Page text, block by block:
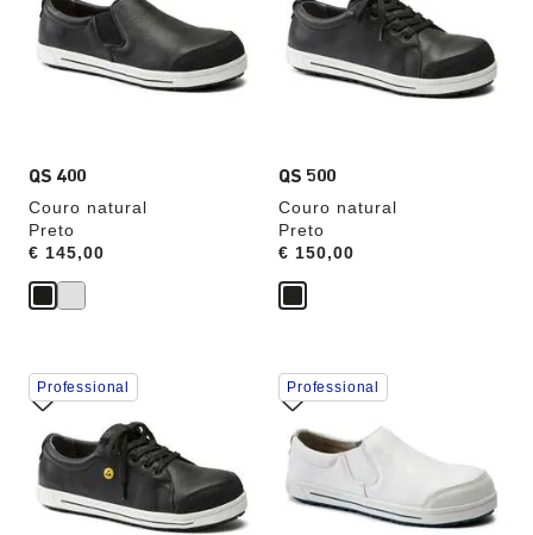
QS 400
Couro natural
Preto
Price:
€ 145,00
cores
das
amostras
produto
QS 500
Couro natural
Preto
Price:
€ 150,00
cores
das
amostras
atualizará
produto
A
interação
com
cores
das
amostras
atualizará
Professional
A
interação
com
cores
das
amostras
Professional